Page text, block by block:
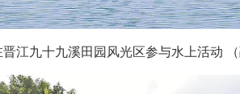
江九十九溪田园风光区参与水上活动 （